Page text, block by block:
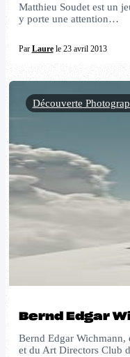
Matthieu Soudet est un
y porte une attention…
Par Laurele 23 avril 2013
Bernd Edgar
Bernd Edgar Wichmann,
et du Art Directors Club
Découverte